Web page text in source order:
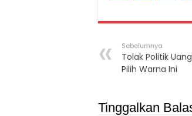
Sebelumnya
Tolak Politik
Pilih Warna Ini
Tinggalkan